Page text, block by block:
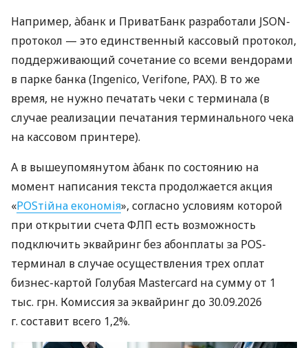
Например, àбанк и ПриватБанк разработали JSON-
протокол — это единственный кассовый протокол,
поддерживающий сочетание со всеми вендорами
в парке банка (Ingenico, Verifone, PAX). В то же
время, не нужно печатать чеки с терминала (в
случае реализации печатания терминального чека
на кассовом принтере).
А в вышеупомянутом àбанк по состоянию на
момент написания текста продолжается акция
«POSтійна економія», согласно условиям которой
при открытии счета ФЛП есть возможность
подключить эквайринг без абонплаты за POS-
терминал в случае осуществления трех оплат
бизнес-картой Голубая Mastercard на сумму от 1
тыс. грн. Комиссия за эквайринг до 30.09.2026
г. составит всего 1,2%.